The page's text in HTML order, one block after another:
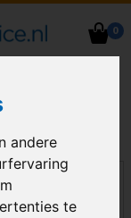
andere
te
0